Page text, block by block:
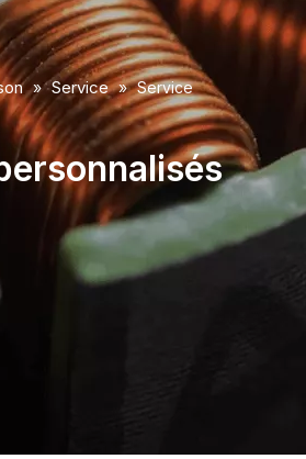
» Service » Service